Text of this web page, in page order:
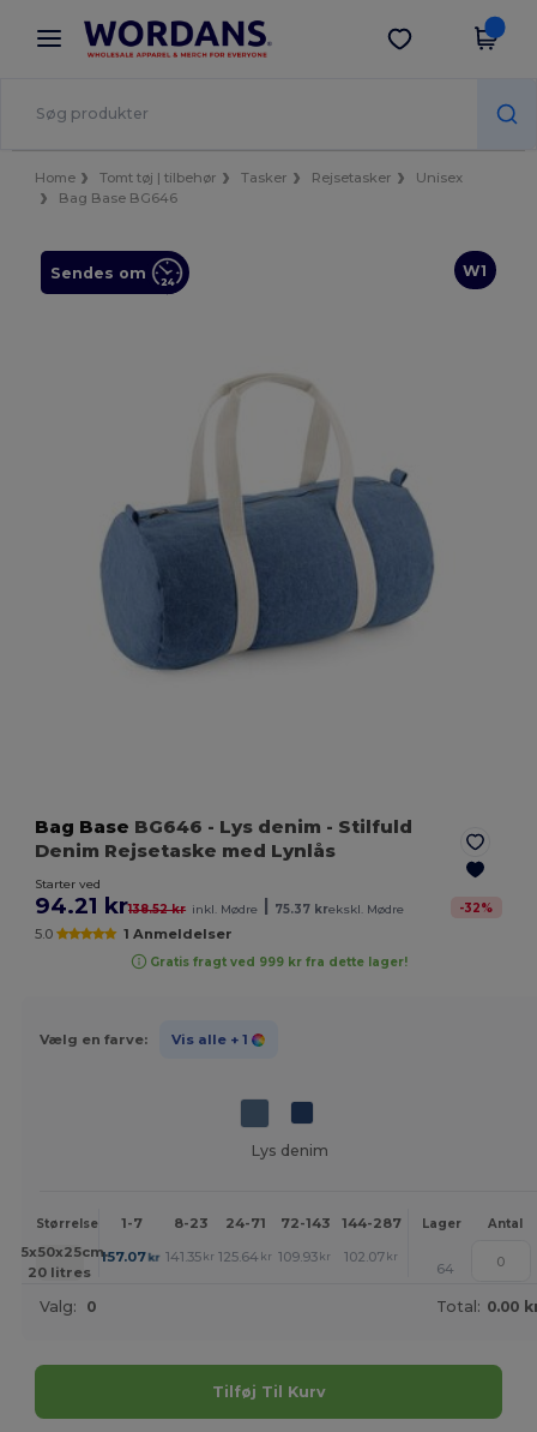
× Wordans-app
Bedre priser i appen!
Hent app
Home Tomt tøj | tilbehør Tasker Rejsetasker
Unisex
Bag Base BG646
W1
Sendes om
Bag Base BG646 - Lys denim - Stilfuld
Denim Rejsetaske med Lynlås
Starter ved
94.21 kr138.52 kr inkl. Mødre 75.37 krekskl. Mødre -32%
5.0 1 Anmeldelser
Gratis fragt ved 999 kr fra dette lager!
Vælg en farve: Vis alle + 1
Lys denim
Størrelse 1-7 8-23 24-71 72-143 144-287 288 + Mere
Lager Antal
25x50x25cm.
20 litres
157.07kr 141.35 kr 125.64 kr 109.93 kr 102.07 kr
64
Valg: 0 Total: 0.00
Tilføj Til Kurv